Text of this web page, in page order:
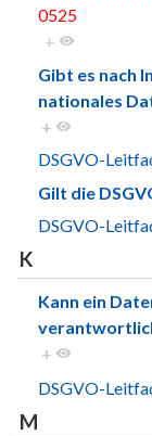
0525
+
Gibt es nach
nationales
+
DSGVO-
Gilt die
DSGVO-
K
Kann ein
+
DSGVO-
M